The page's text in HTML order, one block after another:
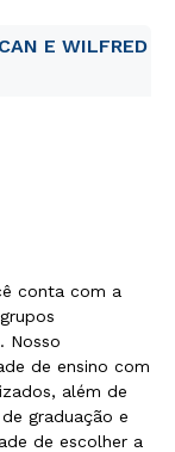
E WILFRED
conta com a
Nosso
de ensino com
além de
graduação e
de escolher a